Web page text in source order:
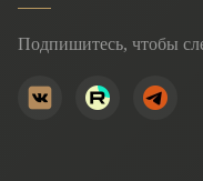
Подпишитесь, чтобы